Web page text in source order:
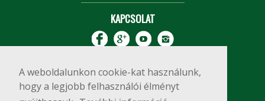
A weboldalunkon cookie-kat használunk,
hogy a legjobb felhasználói élményt
KAPCSOLAT